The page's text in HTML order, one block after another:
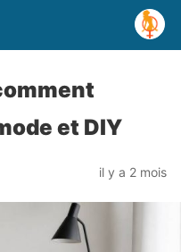
et DIY
il y a 2 mois